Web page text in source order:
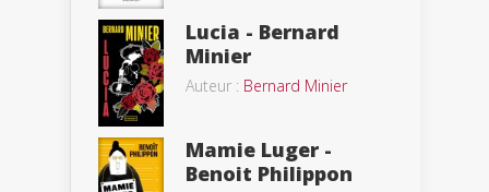
Lucia - Bernard
Minier
Auteur : Bernard Minier
Mamie Luger -
Benoit Philippon